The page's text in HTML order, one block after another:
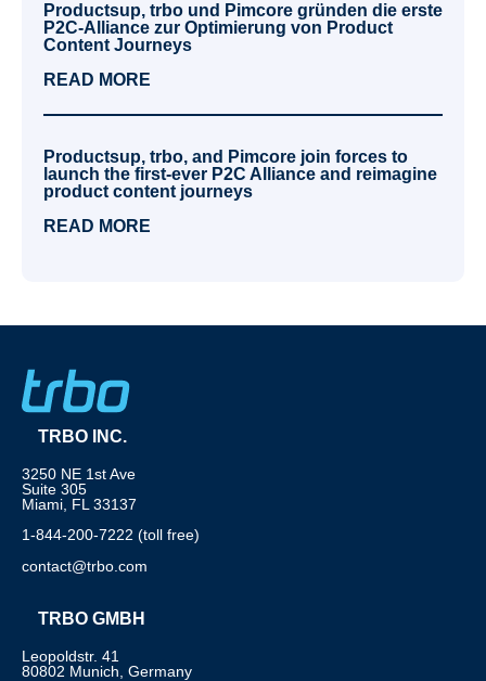
Productsup, trbo und Pimcore gründen die erste
P2C-Alliance zur Optimierung von Product
Content Journeys
READ MORE
Productsup, trbo, and Pimcore join forces to
launch the first-ever P2C Alliance and reimagine
product content journeys
READ MORE
TRBO INC.
3250 NE 1st Ave
Suite 305
Miami, FL 33137
1-844-200-7222 (toll free)
contact@trbo.com
TRBO GMBH
Leopoldstr. 41
80802 Munich, Germany